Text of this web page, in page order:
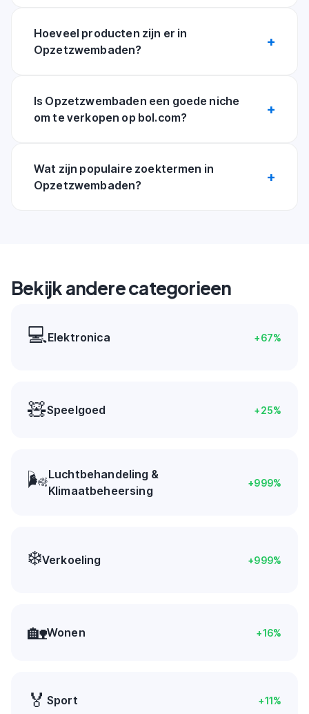
Hoeveel producten zijn er in
Opzetzwembaden?
Is Opzetzwembaden een goede niche
om te verkopen op bol.com?
Wat zijn populaire zoektermen in
Opzetzwembaden?
Bekijk andere categorieen
💻Elektronica +67%
🧸Speelgoed +25%
🌬️Luchtbehandeling &
Klimaatbeheersing
+999%
❄️Verkoeling +999%
🏡Wonen +16%
🏅 Sport +11%